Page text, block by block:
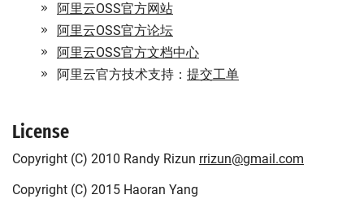
阿里云OSS官方网站
阿里云OSS官方论坛
阿里云OSS官方文档中心
阿里云官方技术支持： 提交工单
License
Copyright (C) 2010 Randy Rizun rrizun@gmail.com
Copyright (C) 2015 Haoran Yang